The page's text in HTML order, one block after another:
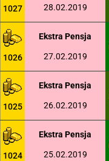
1027 28.02.2019
1026
Ekstra Pensja
27.02.2019
1025
Ekstra Pensja
26.02.2019
1024
Ekstra Pensja
25.02.2019